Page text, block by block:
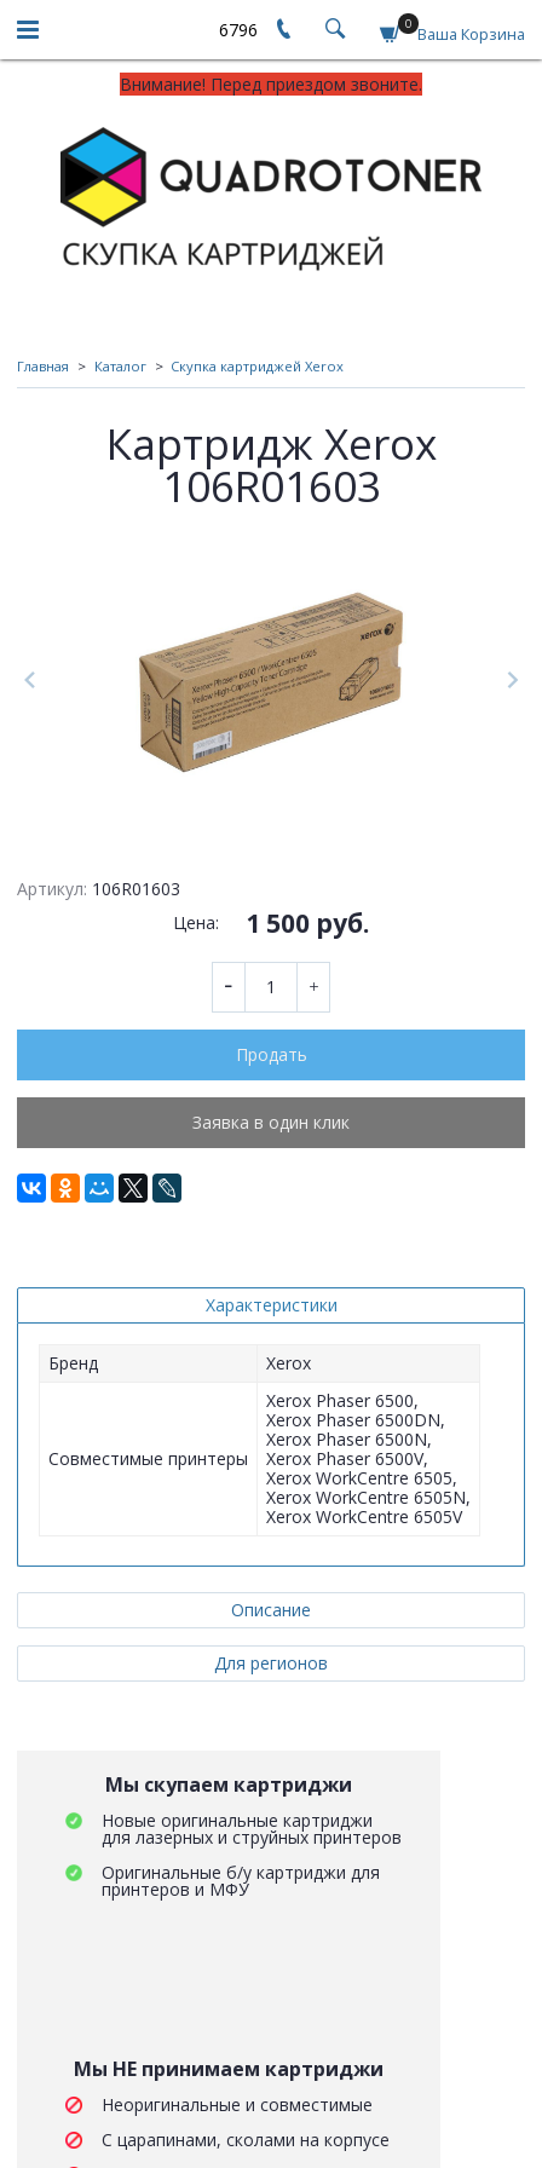
6796 0 Ваша Корзина
Внимание! Перед приездом звоните.
Главная Каталог Скупка картриджей Xerox
Картридж Xerox
106R01603
Артикул: 106R01603
Цена:
1 500 руб.
Продать
Заявка в один клик
Характеристики
Бренд Xerox
Совместимые принтеры
Xerox Phaser 6500,
Xerox Phaser 6500DN,
Xerox Phaser 6500N,
Xerox Phaser 6500V,
Xerox WorkCentre 6505,
Xerox WorkCentre 6505N,
Xerox WorkCentre 6505V
Описание
Для регионов
Мы скупаем картриджи
Новые оригинальные картриджи
для лазерных и струйных принтеров
Оригинальные б/у картриджи для
принтеров и МФУ
Мы НЕ принимаем картриджи
Неоригинальные и совместимые
С царапинами, сколами на корпусе